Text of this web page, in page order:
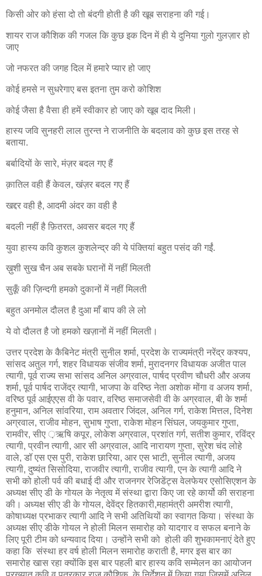
किसी ओर को हंसा दो तो बंदगी होती है की खूब सराहना की गई।
शायर राज कौशिक की गजल कि कुछ इक दिन में ही ये दुनिया गुलो गुलज़ार हो
जाए
जो नफरत की जगह दिल में हमारे प्यार हो जाए
कोई हमसे न सुधरेगाए बस इतना तुम करो कोशिश
कोई जैसा है वैसा ही हमें स्वीकार हो जाए को खूब दाद मिली।
हास्य जवि सुनहरी लाल तुरन्त ने राजनीति के बदलाव को कुछ इस तरह से
बताया.
बर्बादियों के सारे, मंज़र बदल गए हैं
क़ातिल वही हैं केवल, खंज़र बदल गए हैं
खद्दर वही है, आदमी अंदर का वही है
बदली नहीं है फ़ितरत, अवसर बदल गए हैं
युवा हास्य कवि कुशल कुशलेन्द्र की ये पंक्तियां बहुत पसंद की गईं.
ख़ुशी सुख चैन अब सबके घरानों में नहीं मिलती
सुकूँ की ज़िन्दगी हमको दुकानों में नहीं मिलती
बहुत अनमोल दौलत है दुआ माँ बाप की ले लो
ये वो दौलत है जो हमको खज़ानों में नहीं मिलती।
उत्तर प्रदेश के कैबिनेट मंत्री सुनील शर्मा, प्रदेश के राज्यमंत्री नरेंद्र कश्यप,
सांसद अतुल गर्ग, शहर विधायक संजीव शर्मा, मुरादनगर विधायक अजीत पाल
त्यागी, पूर्व राज्य सभा सांसद अनिल अग्रवाल, पार्षद प्रवीण चौधरी और अजय
शर्मा, पूर्व पार्षद राजेंद्र त्यागी, भाजपा के वरिष्ठ नेता अशोक मोंगा व अजय शर्मा,
वरिष्ठ पूर्व आईएएस वी के पवार, वरिष्ठ समाजसेवी वी के अग्रवाल, बी के शर्मा
हनुमान, अनिल सांवरिया, राम अवतार जिंदल, अनिल गर्ग, राकेश मित्तल, दिनेश
अग्रवाल, राजीव मोहन, सुभाष गुप्ता, राकेश मोहन सिंघल, जयकुमार गुप्ता,
रामवीर, सीए ़ऋषि कपूर, लोकेश अग्रवाल, प्रशांत गर्ग, सतीश कुमार, रविंद्र
त्यागी, प्रवीन त्यागी, आर सी अग्रवाल, आदि नारायण गुप्ता, सुरेश चंद लोहे
वाले, डॉ एस एस पुरी, राकेश छारिया, आर एस भाटी, सुनील त्यागी, अजय
त्यागी, दुष्यंत सिसोदिया, राजवीर त्यागी, राजीव त्यागी, एन के त्यागी आदि ने
सभी को होली पर्व की बधाई दी और राजनगर रेजिडेंट्स वेलफेयर एसोसिएशन के
अध्यक्ष सीए डी के गोयल के नेतृत्व में संस्था द्वारा किए जा रहे कार्यो की सराहना
की। अध्यक्ष सीए डी के गोयल, देवेंद्र हितकारी,महामंत्री अमरीश त्यागी,
कोषाध्यक्ष प्रभाकर त्यागी आदि ने सभी अतिथियों का स्वागत किया। संस्था के
अध्यक्ष सीए डीके गोयल ने होली मिलन समारोह को यादगार व सफल बनाने के
लिए पूरी टीम को धन्यवाद दिया। उन्होंने सभी को होली की शुभकामनाएं देते हुए
कहा कि संस्था हर वर्ष होली मिलन समारोह कराती है, मगर इस बार का
समारोह खास रहा क्योंकि इस बार पहली बार हास्य कवि सम्मेलन का आयोजन